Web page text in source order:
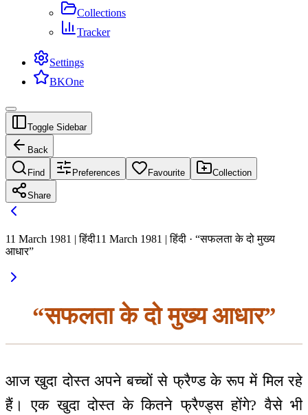
Collections
Tracker
Settings
BKOne
Toggle Sidebar
Back
Find Preferences Favourite Collection
Share
11 March 1981 | हिंदी11 March 1981 | हिंदी · “सफलता के दो मुख्य
आधार”
“सफलता के दो मुख्य आधार”
आज खुदा दोस्त अपने बच्चों से फ्रैण्ड के रूप में मिल रहे
हैं। एक खुदा दोस्त के कितने फ्रैण्ड्स होंगे? वैसे भी